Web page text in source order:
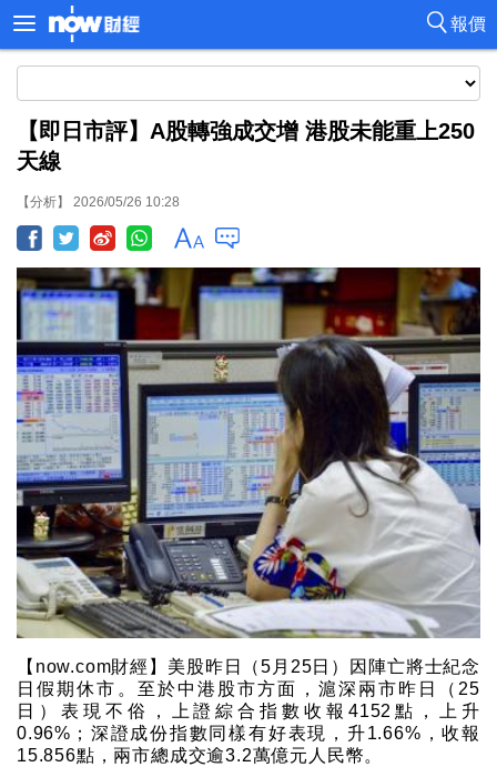
報價
【即日市評】A股轉強成交增 港股未能重上250
天線
【分析】 2026/05/26 10:28
【now.com財經】美股昨日（5月25日）因陣亡將士紀念
日假期休市。至於中港股市方面，滬深兩市昨日（25
日）表現不俗，上證綜合指數收報4152點，上升
0.96%；深證成份指數同樣有好表現，升1.66%，收報
15.856點，兩市總成交逾3.2萬億元人民幣。